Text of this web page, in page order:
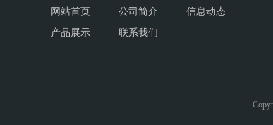
网站首页 公司简介
信息动态
产品展示
联系我们